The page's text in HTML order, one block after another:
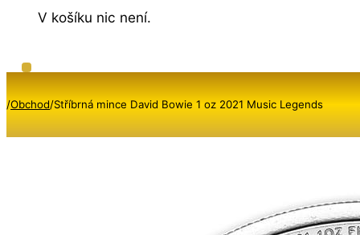
V košíku nic není.
/Obchod/Stříbrná mince David Bowie 1 oz 2021 Music Legends